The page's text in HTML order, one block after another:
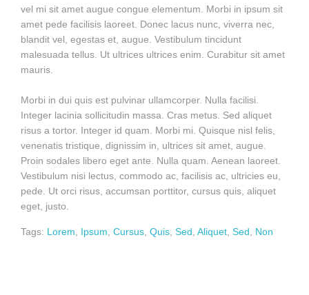
vel mi sit amet augue congue elementum. Morbi in ipsum sit
amet pede facilisis laoreet. Donec lacus nunc, viverra nec,
blandit vel, egestas et, augue. Vestibulum tincidunt
malesuada tellus. Ut ultrices ultrices enim. Curabitur sit amet
mauris.
Morbi in dui quis est pulvinar ullamcorper. Nulla facilisi.
Integer lacinia sollicitudin massa. Cras metus. Sed aliquet
risus a tortor. Integer id quam. Morbi mi. Quisque nisl felis,
venenatis tristique, dignissim in, ultrices sit amet, augue.
Proin sodales libero eget ante. Nulla quam. Aenean laoreet.
Vestibulum nisi lectus, commodo ac, facilisis ac, ultricies eu,
pede. Ut orci risus, accumsan porttitor, cursus quis, aliquet
eget, justo.
Tags: Lorem Ipsum Cursus Quis Sed Aliquet Sed Non